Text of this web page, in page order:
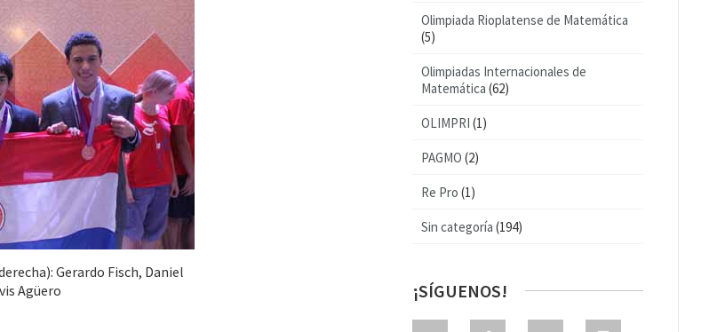
Gerardo Fisch, Daniel
Agüero
Olimpiada Rioplatense de Matemática
(5)
Olimpiadas Internacionales de
Matemática (62)
OLIMPRI (1)
PAGMO (2)
Re Pro (1)
Sin categoría (194)
¡SÍGUENOS!